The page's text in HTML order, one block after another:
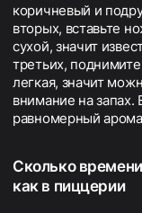
коричневый и
вторых, вставьте
сухой, значит
третьих,
легкая, значит
внимание на
равномерный
Сколько
как в пиццерии